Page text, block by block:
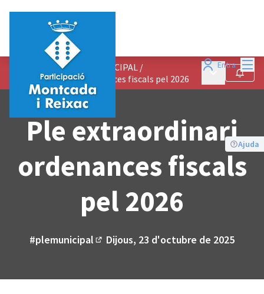
Entra
PREGUNTES AL PLE MUNICIPAL /
Ple extraordinari ordenances fiscals pel 2026
Menú Seguir
Ajuda
Ple extraordinari
ordenances fiscals
pel 2026
#plemunicipal
(Enllaç extern)
Dijous, 23 d'octubre de 2025